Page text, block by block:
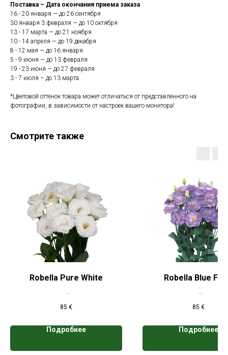
Поставка – Дата окончания приема заказа
16 - 20 января — до 26 сентября
30 января 3 февраля — до 10 октября
13 - 17 марта — до 21 ноября
10 - 14 апреля — до 19 декабря
8 - 12 мая — до 16 января
5 - 9 июня — до 13 февраля
19 - 23 июня — до 27 февраля
3 - 7 июля – до 13 марта
*Цветовой оттенок товара может отличаться от представленного на
фотографии, в зависимости от настроек вашего монитора!
Смотрите также
Robella Pure White
кассет
85 €
Подробнее
Robella Blue
кассет
85 €
Подробнее